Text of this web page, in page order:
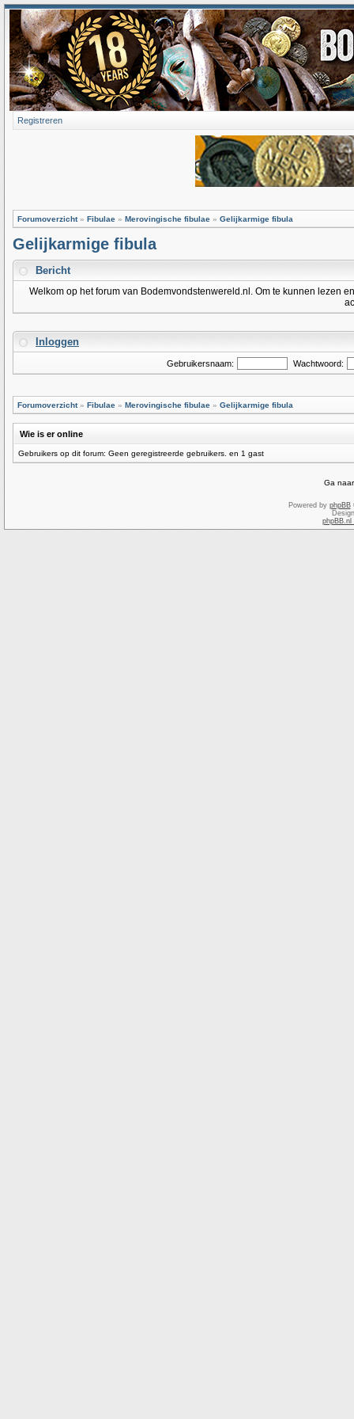
Registreren
Forumoverzicht» Fibulae » Merovingische fibulae » Gelijkarmige fibula
Gelijkarmige fibula
Bericht
Welkom op het forum van Bodemvondstenwereld.nl. Om te kunnen lezen
Inloggen
Gebruikersnaam: Wachtwoord:
Forumoverzicht» Fibulae » Merovingische fibulae » Gelijkarmige fibula
Wie is er online
Gebruikers op dit forum: Geen geregistreerde gebruikers. en 1 gast
Ga
Powered by phpBB
phpBB.nl